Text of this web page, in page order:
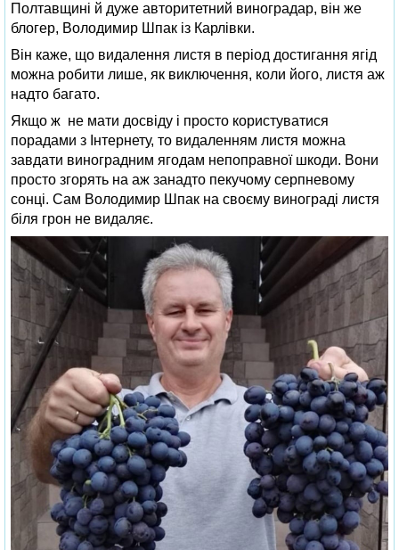
Полтавщині й дуже авторитетний виноградар, він же
блогер, Володимир Шпак із Карлівки.
Він каже, що видалення листя в період достигання ягід
можна робити лише, як виключення, коли його, листя аж
надто багато.
Якщо ж не мати досвіду і просто користуватися
порадами з Інтернету, то видаленням листя можна
завдати виноградним ягодам непоправної шкоди. Вони
просто згорять на аж занадто пекучому серпневому
сонці. Сам Володимир Шпак на своєму винограді листя
біля грон не видаляє.